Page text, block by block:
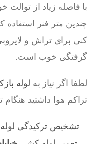
با فاصله زیاد از
چندین متر فنر استفاده
کنی برای تراش و
گرفتگی خوب است.
لطفا اگر نیاز به لوله
تراکم هوا داشتید هنگام
تشخیص ترکیدگی لوله